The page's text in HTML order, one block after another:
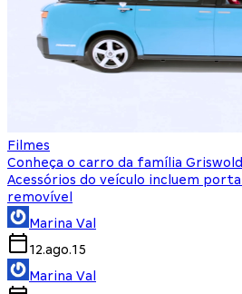
Filmes
Conheça o carro da família
Acessórios do veículo incluem
removível
Marina Val
12.ago.15
Marina Val